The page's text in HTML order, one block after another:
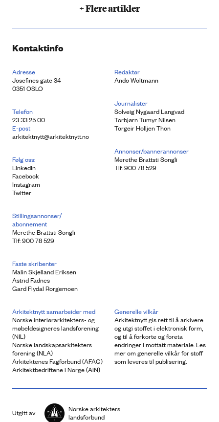
+ Flere artikler
Kontaktinfo
Adresse
Josefines gate 34
0351 OSLO
Telefon
23 33 25 00
E-post
arkitektnytt@arkitektnytt.no
Følg oss:
LinkedIn
Facebook
Instagram
Twitter
Redaktør
Ando Woltmann
Journalister
Solveig Nygaard Langvad
Torbjørn Tumyr Nilsen
Torgeir Holljen Thon
Annonser/bannerannonser
Merethe Brattsti Songli
Tlf: 900 78 529
Stillingsannonser/
abonnement
Merethe Brattsti Songli
Tlf: 900 78 529
Faste skribenter
Malin Skjelland Eriksen
Astrid Fadnes
Gard Flydal Rorgemoen
Arkitektnytt samarbeider med
Norske interiørarkitekters- og
møbeldesigneres landsforening
(NIL)
Norske landskapsarkitekters
forening (NLA)
Arkitektenes Fagforbund (AFAG)
Arkitektbedriftene i Norge (AiN)
Generelle vilkår
Arkitektnytt gis rett til å arkivere
og utgi stoffet i elektronisk form,
og til å forkorte og foreta
endringer i mottatt materiale. Les
mer om generelle vilkår for stoff
som leveres til publisering.
Utgitt av
Norske arkitekters
landsforbund